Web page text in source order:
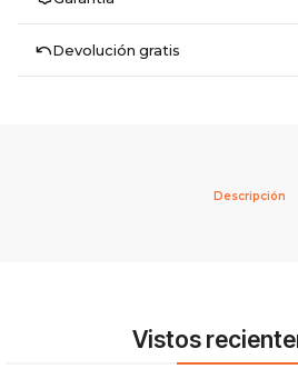
Devolución gratis
Descripción
Vistos